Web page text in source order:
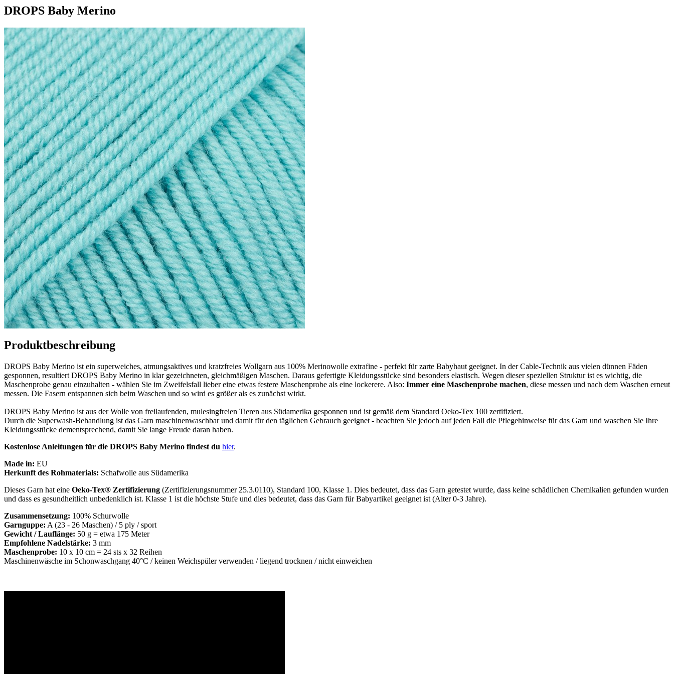
DROPS Baby Merino
Produktbeschreibung
DROPS Baby Merino ist ein superweiches, atmungsaktives und kratzfreies Wollgarn aus 100% Merinowolle extrafine - perfekt für zarte Babyhaut geeignet. In der Cable-Technik aus vielen dünnen Fäden
gesponnen, resultiert DROPS Baby Merino in klar gezeichneten, gleichmäßigen Maschen. Daraus gefertigte Kleidungsstücke sind besonders elastisch. Wegen dieser speziellen Struktur ist es wichtig, die
Maschenprobe genau einzuhalten - wählen Sie im Zweifelsfall lieber eine etwas festere Maschenprobe als eine lockerere. Also: Immer eine Maschenprobe machen, diese messen und nach dem Waschen erneut
messen. Die Fasern entspannen sich beim Waschen und so wird es größer als es zunächst wirkt.
DROPS Baby Merino ist aus der Wolle von freilaufenden, mulesingfreien Tieren aus Südamerika gesponnen und ist gemäß dem Standard Oeko-Tex 100 zertifiziert.
Durch die Superwash-Behandlung ist das Garn maschinenwaschbar und damit für den täglichen Gebrauch geeignet - beachten Sie jedoch auf jeden Fall die Pflegehinweise für das Garn und waschen Sie Ihre
Kleidungsstücke dementsprechend, damit Sie lange Freude daran haben.
Kostenlose Anleitungen für die DROPS Baby Merino findest du hier.
Made in: EU
Herkunft des Rohmaterials: Schafwolle aus Südamerika
Dieses Garn hat eine Oeko-Tex® Zertifizierung (Zertifizierungsnummer 25.3.0110), Standard 100, Klasse 1. Dies bedeutet, dass das Garn getestet wurde, dass keine schädlichen Chemikalien gefunden wurden
und dass es gesundheitlich unbedenklich ist. Klasse 1 ist die höchste Stufe und dies bedeutet, dass das Garn für Babyartikel geeignet ist (Alter 0-3 Jahre).
Zusammensetzung: 100% Schurwolle
Garnguppe: A (23 - 26 Maschen) / 5 ply / sport
Gewicht / Lauflänge: 50 g = etwa 175 Meter
Empfohlene Nadelstärke: 3 mm
Maschenprobe: 10 x 10 cm = 24 sts x 32 Reihen
Maschinenwäsche im Schonwaschgang 40°C / keinen Weichspüler verwenden / liegend trocknen / nicht einweichen